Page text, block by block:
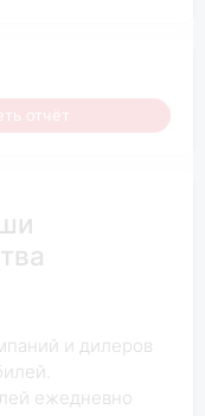
отчёт
и дилеров
ежедневно